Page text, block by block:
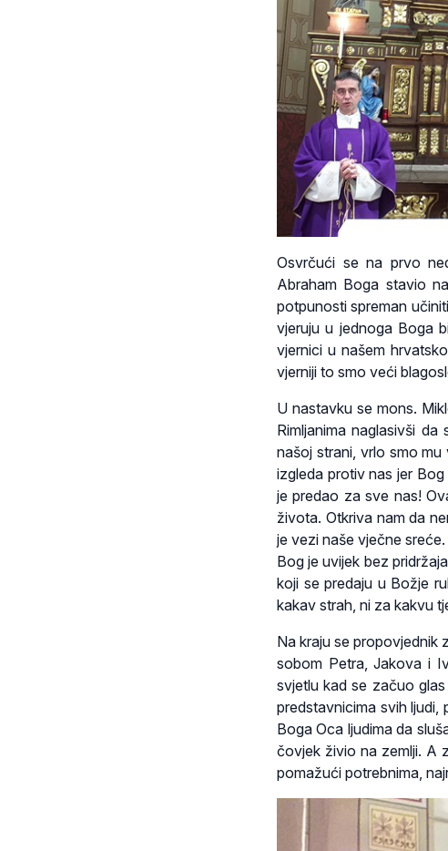
Osvrčući se na prvo
Abraham Boga stavio
potpunosti spreman
vjeruju u jednoga Boga
vjernici u našem
vjerniji to smo veći
U nastavku se mons.
Rimljanima naglasivši
našoj strani, vrlo smo
izgleda protiv nas jer
je predao za sve nas!
života. Otkriva nam da
je vezi naše vječne
Bog je uvijek bez
koji se predaju u Božje
kakav strah, ni za kakvu
Na kraju se propovjednik
sobom Petra, Jakova i
svjetlu kad se začuo
predstavnicima svih
Boga Oca ljudima da
čovjek živio na zemlji. A
pomažući potrebnima,